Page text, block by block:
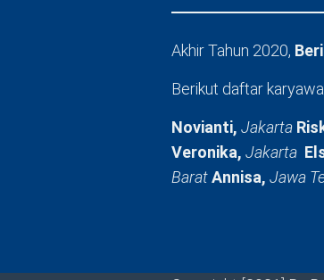
Akhir Tahun 2020,
Berikut daftar
Novianti, Jakarta
Veronika, Jakarta
BaratAnnisa, Jawa